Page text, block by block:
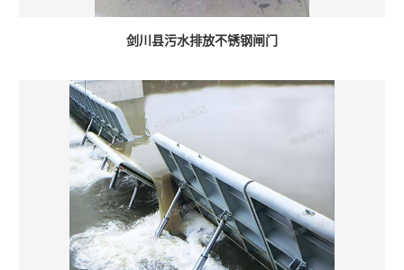
剑川县污水排放不锈钢闸门